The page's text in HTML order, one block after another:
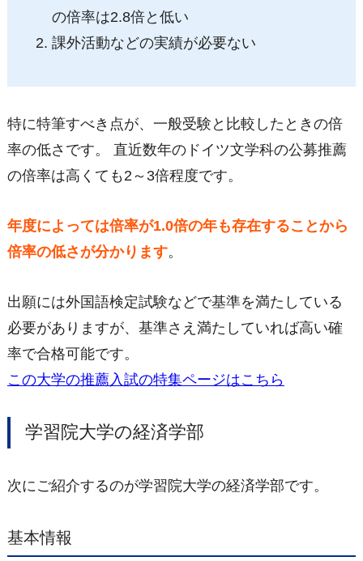
の倍率は2.8倍と低い
課外活動などの実績が必要ない
特に特筆すべき点が、一般受験と比較したときの倍
率の低さです。 直近数年のドイツ文学科の公募推薦
の倍率は高くても2～3倍程度です。
年度によっては倍率が1.0倍の年も存在することから
倍率の低さが分かります。
出願には外国語検定試験などで基準を満たしている
必要がありますが、基準さえ満たしていれば高い確
率で合格可能です。
この大学の推薦入試の特集ページはこちら
学習院大学の経済学部
次にご紹介するのが学習院大学の経済学部です。
基本情報